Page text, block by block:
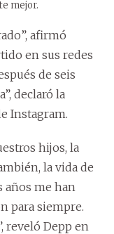
mejor.
afirmó
en sus redes
de seis
declaró la
Instagram.
hijos, la
la vida de
años me han
para siempre.
reveló Depp en